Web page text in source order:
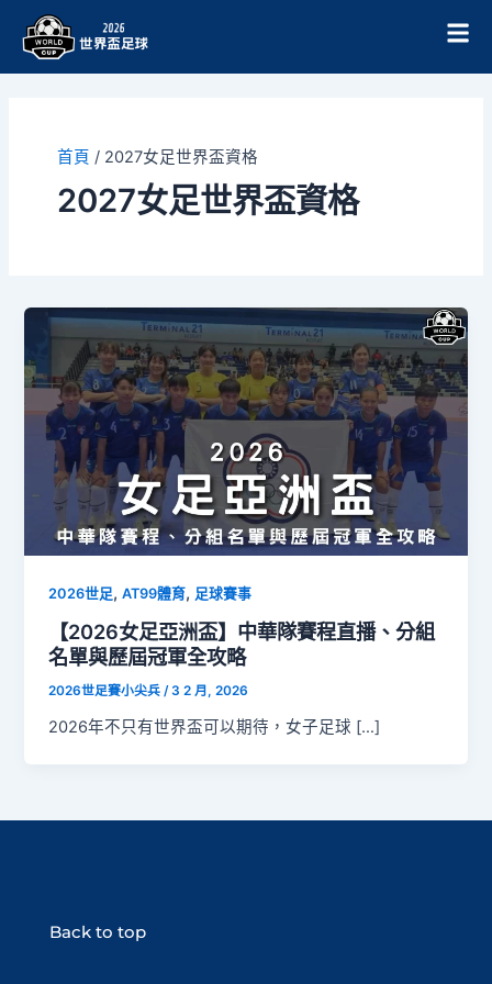
首頁 / 2027女足世界盃資格
2027女足世界盃資格
2026世足,AT99體育, 足球賽事
【2026女足亞洲盃】中華隊賽程直播、分組
名單與歷屆冠軍全攻略
2026世足賽小尖兵/3 2 月, 2026
2026年不只有世界盃可以期待，女子足球 […]
Back to top